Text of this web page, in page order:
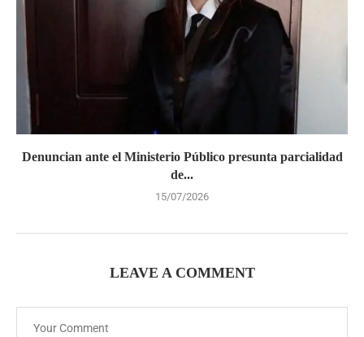
Denuncian ante el Ministerio Público presunta parcialidad
de...
15/07/2026
LEAVE A COMMENT